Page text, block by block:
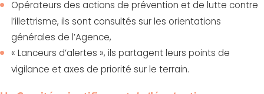
Opérateurs des actions de prévention et de lutte contre
l’illettrisme, ils sont consultés sur les orientations
générales de l’Agence,
« Lanceurs d’alertes », ils partagent leurs points de
vigilance et axes de priorité sur le terrain.